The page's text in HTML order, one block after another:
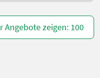
(kg): 6500;
Fahrgestellnummer:
Angebote zeigen: 100